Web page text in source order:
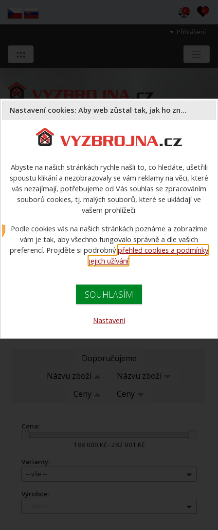
Přihlášení
0 0
a majetek druhých.
Rosenbauer kamery
kamery
Termokamera ARGUS
Mi-TIC Rosenbauer
205 785 Kč bez DPH
249 000 Kč s DPH
Doporučujeme
Názvu zboží
Názvu zboží
Ceny
Ceny
Cena:
188 000 Kč - 282 001 Kč
Varianty:
-- vše --
Výrobce:
Nastavení cookies: Aby web zůstal tak, jak ho znáte
Abyste na našich stránkách rychle našli to, co hledáte, ušetřili
spoustu klikání a nezobrazovaly se vám reklamy na věci, které
vás nezajímají, potřebujeme od Vás souhlas se zpracováním
souborů cookies, tj. malých souborů, které se ukládají ve
vašem prohlížeči.
Podle cookies vás na našich stránkách poznáme a zobrazíme
vám je tak, aby všechno fungovalo správně a dle vašich
preferencí. Projděte si podrobnýpřehled cookies a podmínky
jejich užívání.
SOUHLASÍM
Nastavení